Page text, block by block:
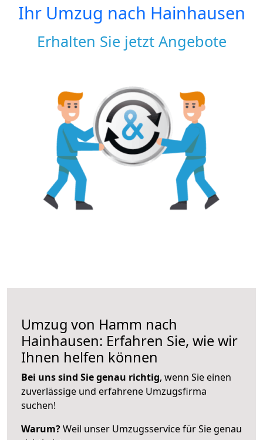
Ihr Umzug nach Hainhausen
Erhalten Sie jetzt Angebote
Umzug von Hamm nach
Hainhausen: Erfahren Sie, wie wir
Ihnen helfen können
Bei uns sind Sie genau richtig, wenn Sie einen
zuverlässige und erfahrene Umzugsfirma
suchen!
Warum?Weil unser Umzugsservice für Sie genau